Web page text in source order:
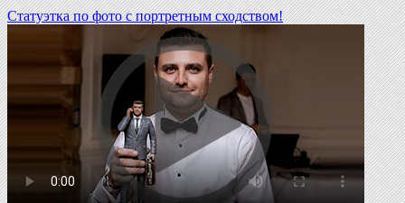
Статуэтка по фото с портретным сходством!